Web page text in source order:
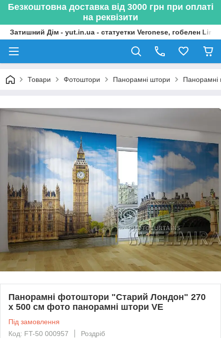
Безкоштовна доставка від 3000 грн при оплаті
на реквізити
Затишний Дім - yut.in.ua - статуетки Veronese, гобелен
Товари Фотоштори Панорамні штори Панорамні
Панорамні фотоштори "Старий Лондон" 270
х 500 см фото панорамні штори VE
Під замовлення
Код: FT-50 000957
Роздріб